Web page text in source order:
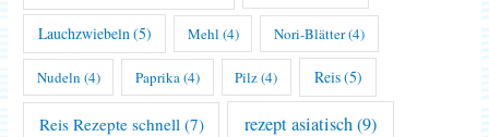
Lauchzwiebeln(5) Mehl (4) Nori-Blätter(4)
Nudeln (4) Paprika(4) Pilz(4) Reis(5)
Reis Rezepte schnell (7) rezept asiatisch(9)